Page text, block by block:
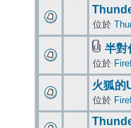
位於
半對
位於
火狐的
位於